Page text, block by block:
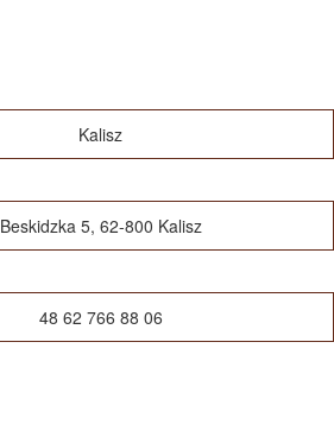
Kalisz
Beskidzka 5, 62-800 Kalisz
48 62 766 88 06